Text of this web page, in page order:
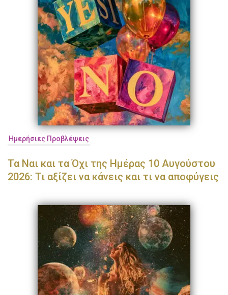
Ημερήσιες Προβλέψεις
Τα Ναι και τα Όχι της Ημέρας 10 Αυγούστου
2026: Τι αξίζει να κάνεις και τι να αποφύγεις